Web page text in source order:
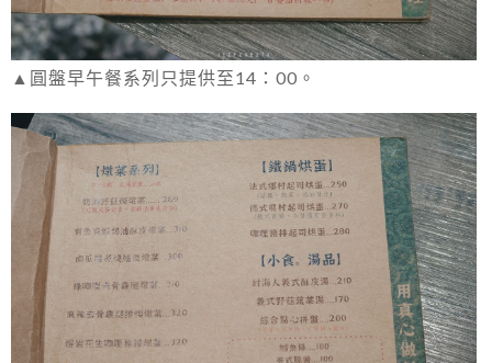
▲圓盤早午餐系列只提供至14：00。